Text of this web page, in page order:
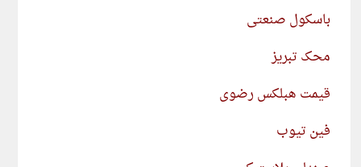
باسکول صنعتی
محک تبریز
قیمت هبلکس رضوی
فین تیوب